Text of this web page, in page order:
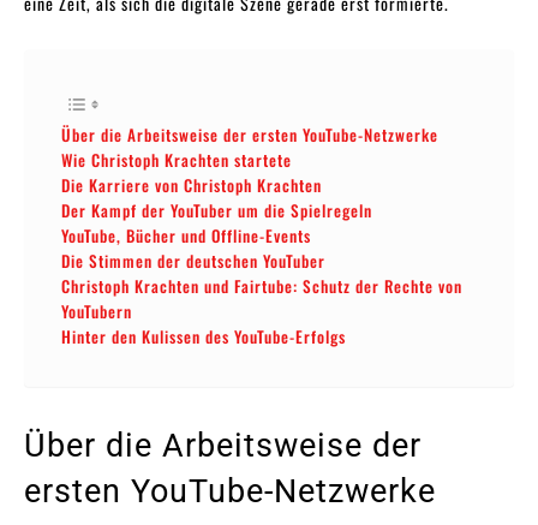
Über die Arbeitsweise der ersten YouTube-Netzwerke
Wie Christoph Krachten startete
Die Karriere von Christoph Krachten
Der Kampf der YouTuber um die Spielregeln
YouTube, Bücher und Offline-Events
Die Stimmen der deutschen YouTuber
Christoph Krachten und Fairtube: Schutz der Rechte von
YouTubern
Hinter den Kulissen des YouTube-Erfolgs
Über die Arbeitsweise der
ersten YouTube-Netzwerke